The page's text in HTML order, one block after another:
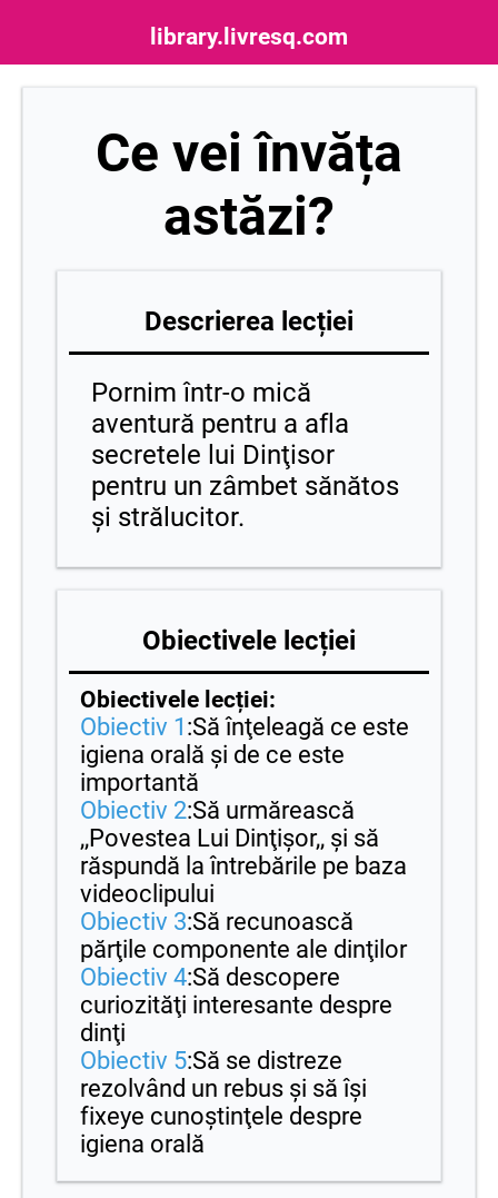
library.livresq.com
Ce vei învăța
astăzi?
Descrierea lecției
Pornim într-o mică
aventură pentru a afla
secretele lui Dinţisor
pentru un zâmbet sănătos
şi strălucitor.
Obiectivele lecției
Obiectivele lecției:
Obiectiv 1 :Să înţeleagă ce este
igiena orală şi de ce este
importantă
Obiectiv 2:Să urmărească
,,Povestea Lui Dinţişor,, şi să
răspundă la întrebările pe baza
videoclipului
Obiectiv 3:Să recunoască
părţile componente ale dinţilor
Obiectiv 4:Să descopere
curiozităţi interesante despre
dinţi
Obiectiv 5:Să se distreze
rezolvând un rebus şi să îşi
fixeye cunoştinţele despre
igiena orală